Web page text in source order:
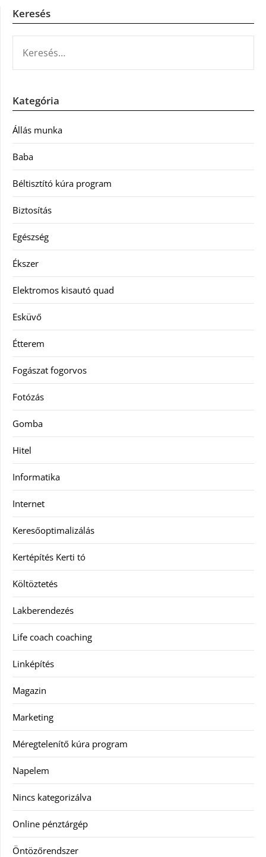
Keresés
Kategória
Állás munka
Baba
Béltisztító kúra program
Biztosítás
Egészség
Ékszer
Elektromos kisautó quad
Esküvő
Étterem
Fogászat fogorvos
Fotózás
Gomba
Hitel
Informatika
Internet
Keresőoptimalizálás
Kertépítés Kerti tó
Költöztetés
Lakberendezés
Life coach coaching
Linképítés
Magazin
Marketing
Méregtelenítő kúra program
Napelem
Nincs kategorizálva
Online pénztárgép
Öntözőrendszer